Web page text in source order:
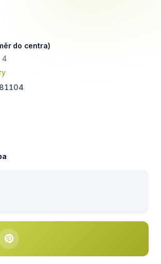
do centra)
4